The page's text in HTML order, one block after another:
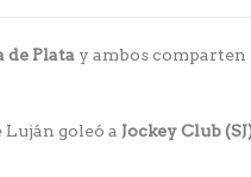
de Plata y ambos comparten
goleó a Jockey Club